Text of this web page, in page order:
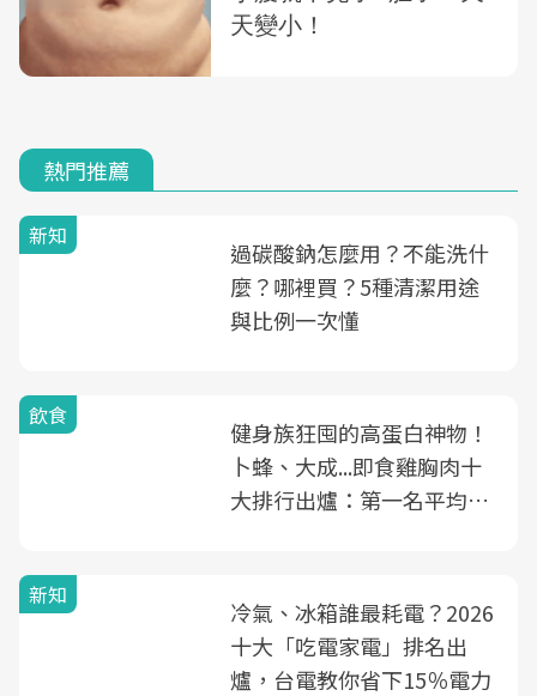
熱門推薦
新知
過碳酸鈉怎麼用？不能洗什
麼？哪裡買？5種清潔用途
與比例一次懂
飲食
健身族狂囤的高蛋白神物！
卜蜂、大成...即食雞胸肉十
大排行出爐：第一名平均一
新知
冷氣、冰箱誰最耗電？2026
十大「吃電家電」排名出
爐，台電教你省下15％電力